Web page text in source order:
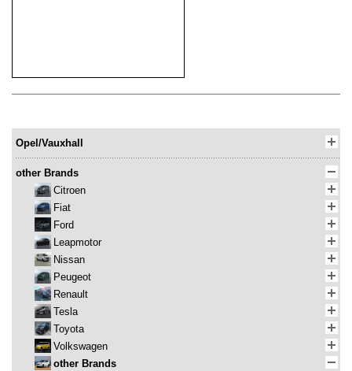
Opel/Vauxhall
other Brands
Citroen
Fiat
Ford
Leapmotor
Nissan
Peugeot
Renault
Tesla
Toyota
Volkswagen
other Brands